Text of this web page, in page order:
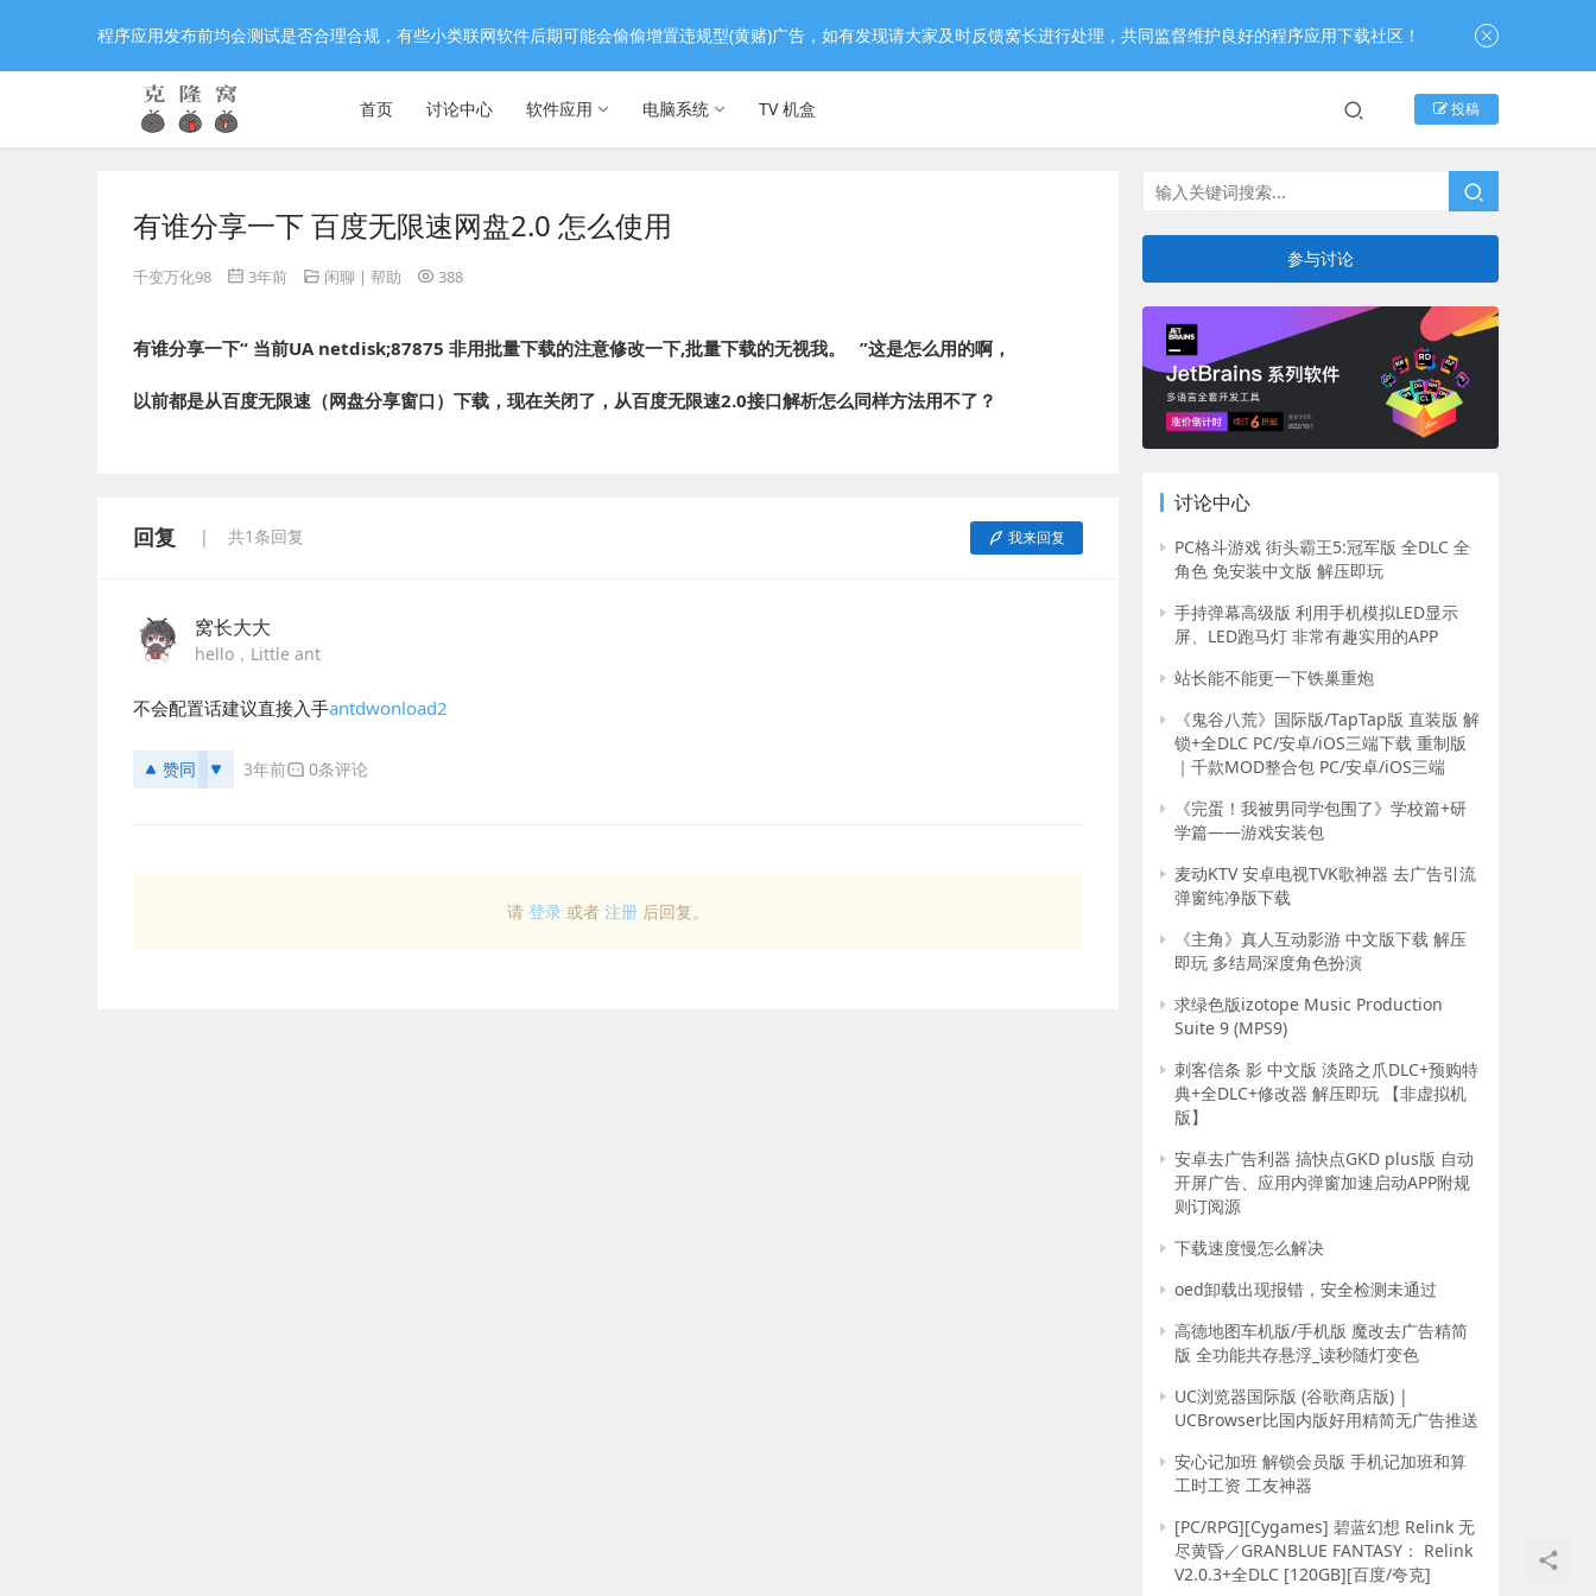
首页 讨论中心 软件应用 电脑系统 TV 机盒 投稿
有谁分享一下 百度无限速网盘2.0 怎么使用
千变万化98 3年前 闲聊 | 帮助 388
有谁分享一下“ 当前UA netdisk;87875 非用批量下载的注意修改一下,批量下载的无视我。   ”这是怎么用的啊，
以前都是从百度无限速（网盘分享窗口）下载，现在关闭了，从百度无限速2.0接口解析怎么同样方法用不了？
回复 共1条回复 我来回复
窝长大大
hello，Little ant
不会配置话建议直接入手antdwonload2
赞同 3年前 0条评论
请 登录 或者 注册 后回复。
参与讨论
讨论中心
PC格斗游戏 街头霸王5:冠军版 全DLC 全
角色 免安装中文版 解压即玩
手持弹幕高级版 利用手机模拟LED显示
屏、LED跑马灯 非常有趣实用的APP
站长能不能更一下铁巢重炮
《鬼谷八荒》国际版/TapTap版 直装版 解
锁+全DLC PC/安卓/iOS三端下载 重制版
｜千款MOD整合包 PC/安卓/iOS三端
《完蛋！我被男同学包围了》学校篇+研
学篇——游戏安装包
麦动KTV 安卓电视TVK歌神器 去广告引流
弹窗纯净版下载
《主角》真人互动影游 中文版下载 解压
即玩 多结局深度角色扮演
求绿色版izotope Music Production
Suite 9 (MPS9)
刺客信条 影 中文版 淡路之爪DLC+预购特
典+全DLC+修改器 解压即玩 【非虚拟机
版】
安卓去广告利器 搞快点GKD plus版 自动
开屏广告、应用内弹窗加速启动APP附规
则订阅源
下载速度慢怎么解决
oed卸载出现报错，安全检测未通过
高德地图车机版/手机版 魔改去广告精简
版 全功能共存悬浮_读秒随灯变色
UC浏览器国际版 (谷歌商店版) |
UCBrowser比国内版好用精简无广告推送
安心记加班 解锁会员版 手机记加班和算
工时工资 工友神器
[PC/RPG][Cygames] 碧蓝幻想 Relink 无
尽黄昏／GRANBLUE FANTASY： Relink
V2.0.3+全DLC [120GB][百度/夸克]
程序应用发布前均会测试是否合理合规，有些小类联网软件后期可能会偷偷增置违规型(黄赌)广告，如有发现请大家及时反馈窝长进行处理，共同监督维护良好的程序应用下载社区！